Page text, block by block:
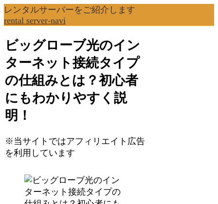
レンタルサーバーをご紹介します
rental server-navi
ビッグローブ光のイン
ターネット接続タイプ
の仕組みとは？初心者
にもわかりやすく説
明！
※当サイトではアフィリエイト広告
を利用しています